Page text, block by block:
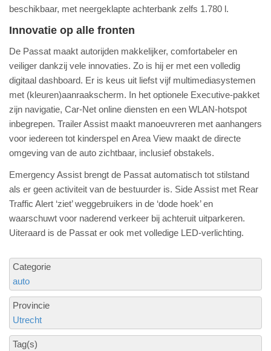
beschikbaar, met neergeklapte achterbank zelfs 1.780 l.
Innovatie op alle fronten
De Passat maakt autorijden makkelijker, comfortabeler en
veiliger dankzij vele innovaties. Zo is hij er met een volledig
digitaal dashboard. Er is keus uit liefst vijf multimediasystemen
met (kleuren)aanraakscherm. In het optionele Executive-pakket
zijn navigatie, Car-Net online diensten en een WLAN-hotspot
inbegrepen. Trailer Assist maakt manoeuvreren met aanhangers
voor iedereen tot kinderspel en Area View maakt de directe
omgeving van de auto zichtbaar, inclusief obstakels.
Emergency Assist brengt de Passat automatisch tot stilstand
als er geen activiteit van de bestuurder is. Side Assist met Rear
Traffic Alert ‘ziet’ weggebruikers in de ‘dode hoek’ en
waarschuwt voor naderend verkeer bij achteruit uitparkeren.
Uiteraard is de Passat er ook met volledige LED-verlichting.
Categorie
auto
Provincie
Utrecht
Tag(s)